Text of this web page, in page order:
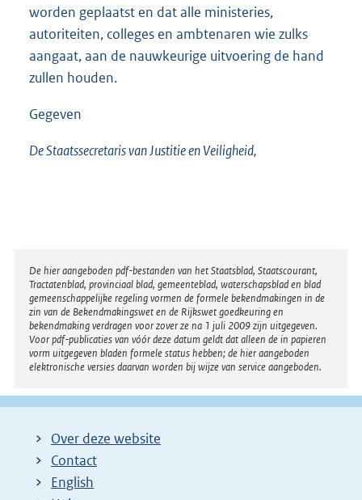
worden geplaatst en dat alle ministeries,
autoriteiten, colleges en ambtenaren wie zulks
aangaat, aan de nauwkeurige uitvoering de hand
zullen houden.
Gegeven
De Staatssecretaris van Justitie en Veiligheid,
Disclaimer
De hier aangeboden pdf-bestanden van het Staatsblad, Staatscourant,
Tractatenblad, provinciaal blad, gemeenteblad, waterschapsblad en blad
gemeenschappelijke regeling vormen de formele bekendmakingen in de
zin van de Bekendmakingswet en de Rijkswet goedkeuring en
bekendmaking verdragen voor zover ze na 1 juli 2009 zijn uitgegeven.
Voor pdf-publicaties van vóór deze datum geldt dat alleen de in papieren
vorm uitgegeven bladen formele status hebben; de hier aangeboden
elektronische versies daarvan worden bij wijze van service aangeboden.
Over deze website
Contact
English